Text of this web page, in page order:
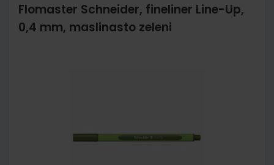
Flomaster Schneider, fineliner Line-Up,
0,4 mm, maslinasto zeleni